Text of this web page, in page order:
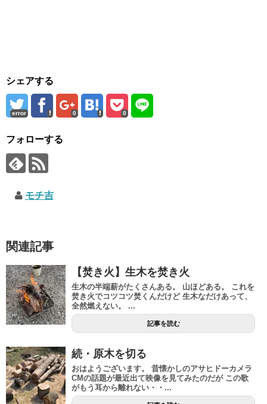
シェアする
error 0 0
フォローする
モチ吉
関連記事
【焚き火】生木を焚き火
生木の半端薪がたくさんある。 山ほどある。 これを
焚き火でコツコツ焚くんだけど 生木なだけあって、
全然燃えない。 ...
記事を読む
続・原木を切る
おはようございます。 昔懐かしのアサヒドーカメラ
CMの話題が最近出て映像を見てみたのだが この歌
がもう耳から離れない・・...